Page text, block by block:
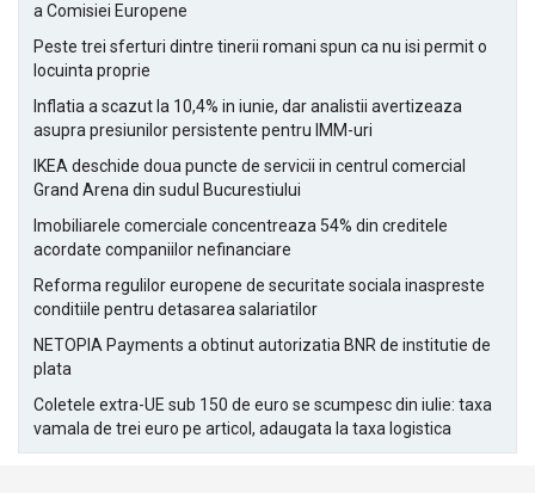
a Comisiei Europene
Peste trei sferturi dintre tinerii romani spun ca nu isi permit o
locuinta proprie
Inflatia a scazut la 10,4% in iunie, dar analistii avertizeaza
asupra presiunilor persistente pentru IMM-uri
IKEA deschide doua puncte de servicii in centrul comercial
Grand Arena din sudul Bucurestiului
Imobiliarele comerciale concentreaza 54% din creditele
acordate companiilor nefinanciare
Reforma regulilor europene de securitate sociala inaspreste
conditiile pentru detasarea salariatilor
NETOPIA Payments a obtinut autorizatia BNR de institutie de
plata
Coletele extra-UE sub 150 de euro se scumpesc din iulie: taxa
vamala de trei euro pe articol, adaugata la taxa logistica